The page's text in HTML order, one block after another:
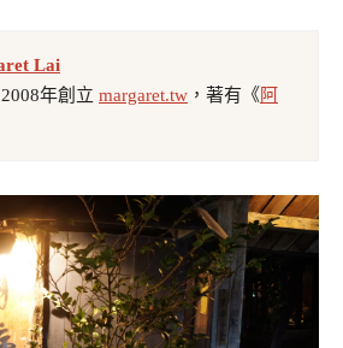
Lai
年創立 margaret.tw ，著有《阿